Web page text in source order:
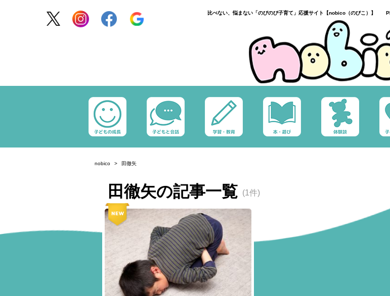
比べない、悩まない「のびのび子育て」応援サイト【nobico（のびこ）】
nobico 田徹矢
田徹矢の記事一覧 (1件)